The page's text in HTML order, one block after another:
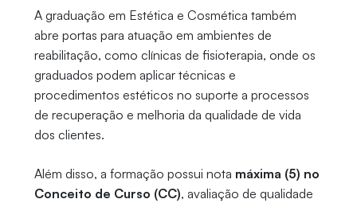
A graduação em Estética e Cosmética também
abre portas para atuação em ambientes de
reabilitação, como clínicas de fisioterapia, onde os
graduados podem aplicar técnicas e
procedimentos estéticos no suporte a processos
de recuperação e melhoria da qualidade de vida
dos clientes.
Além disso, a formação possui nota máxima (5) no
Conceito de Curso (CC), avaliação de qualidade